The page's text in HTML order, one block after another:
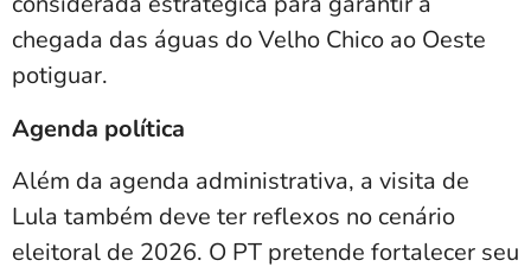
chegada das águas do Velho Chico ao Oeste
potiguar.
Agenda política
Além da agenda administrativa, a visita de
Lula também deve ter reflexos no cenário
eleitoral de 2026. O PT pretende fortalecer seu